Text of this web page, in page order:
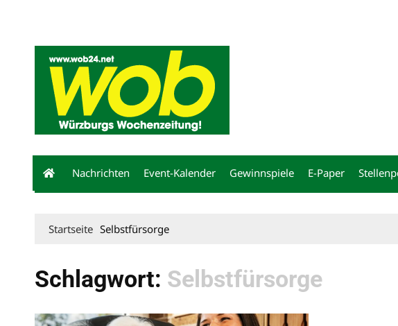
Nachrichten Event-Kalender Gewinnspiele E-Paper
Startseite Selbstfürsorge
Schlagwort: Selbstfürsorge